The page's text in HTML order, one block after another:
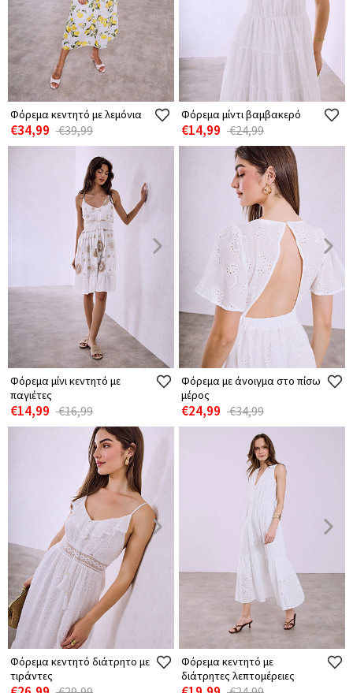
Φόρεμα κεντητό με λεμόνια
€34,99 €39,99
Φόρεμα μίντι βαμβακερό
€14,99 €24,99
Φόρεμα μίνι κεντητό με
παγιέτες
€14,99 €16,99
Φόρεμα με άνοιγμα στο πίσω
μέρος
€24,99 €34,99
Φόρεμα κεντητό διάτρητο με
τιράντες
Φόρεμα κεντητό με
διάτρητες λεπτομέρειες